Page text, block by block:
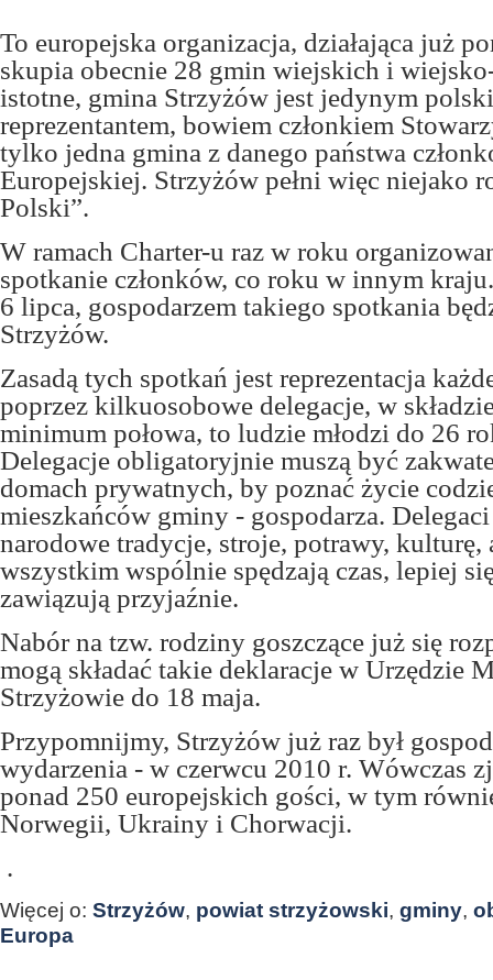
To europejska organizacja, działająca już
skupia obecnie 28 gmin wiejskich i
istotne, gmina Strzyżów jest jedynym
reprezentantem, bowiem członkiem
tylko jedna gmina z danego państwa
Europejskiej. Strzyżów pełni więc niejako
Polski”.
W ramach Charter-u raz w roku
spotkanie członków, co roku w innym
6 lipca, gospodarzem takiego spotkania
Strzyżów.
Zasadą tych spotkań jest reprezentacja
poprzez kilkuosobowe delegacje, w
minimum połowa, to ludzie młodzi do 26
Delegacje obligatoryjnie muszą być
domach prywatnych, by poznać życie
mieszkańców gminy - gospodarza.
narodowe tradycje, stroje, potrawy, kulturę,
wszystkim wspólnie spędzają czas, lepiej
zawiązują przyjaźnie.
Nabór na tzw. rodziny goszczące już się
mogą składać takie deklaracje w Urzędzie
Strzyżowie do 18 maja.
Przypomnijmy, Strzyżów już raz był
wydarzenia - w czerwcu 2010 r. Wówczas
ponad 250 europejskich gości, w tym
Norwegii, Ukrainy i Chorwacji.
.
Więcej o: Strzyżów, powiat strzyżowski, gminy,
Europa